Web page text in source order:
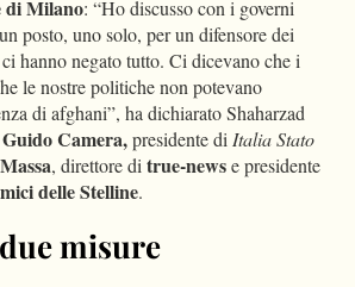
di Milano: “Ho discusso con i governi
posto, uno solo, per un difensore dei
hanno negato tutto. Ci dicevano che i
le nostre politiche non potevano
di afghani”, ha dichiarato Shaharzad
Guido Camera,presidente diItalia Stato
, direttore ditrue-newse presidente
delle Stelline.
misure